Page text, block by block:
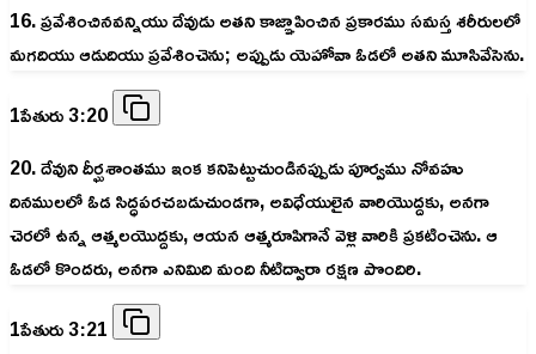
16. ప్రవేశించినవన్నియు దేవుడు అతని కాజ్ఞాపించిన ప్రకారము సమస్త శరీరులలో
మగదియు ఆడుదియు ప్రవేశించెను; అప్పుడు యెహోవా ఓడలో అతని మూసివేసెను.
1పేతురు 3:20
20. దేవుని దీర్ఘశాంతము ఇంక కనిపెట్టుచుండినప్పుడు పూర్వము నోవహు
దినములలో ఓడ సిద్ధపరచబడుచుండగా, అవిధేయులైన వారియొద్దకు, అనగా
చెరలో ఉన్న ఆత్మలయొద్దకు, ఆయన ఆత్మరూపిగానే వెళ్లి వారికి ప్రకటించెను. ఆ
ఓడలో కొందరు, అనగా ఎనిమిది మంది నీటిద్వారా రక్షణ పొందిరి.
1పేతురు 3:21